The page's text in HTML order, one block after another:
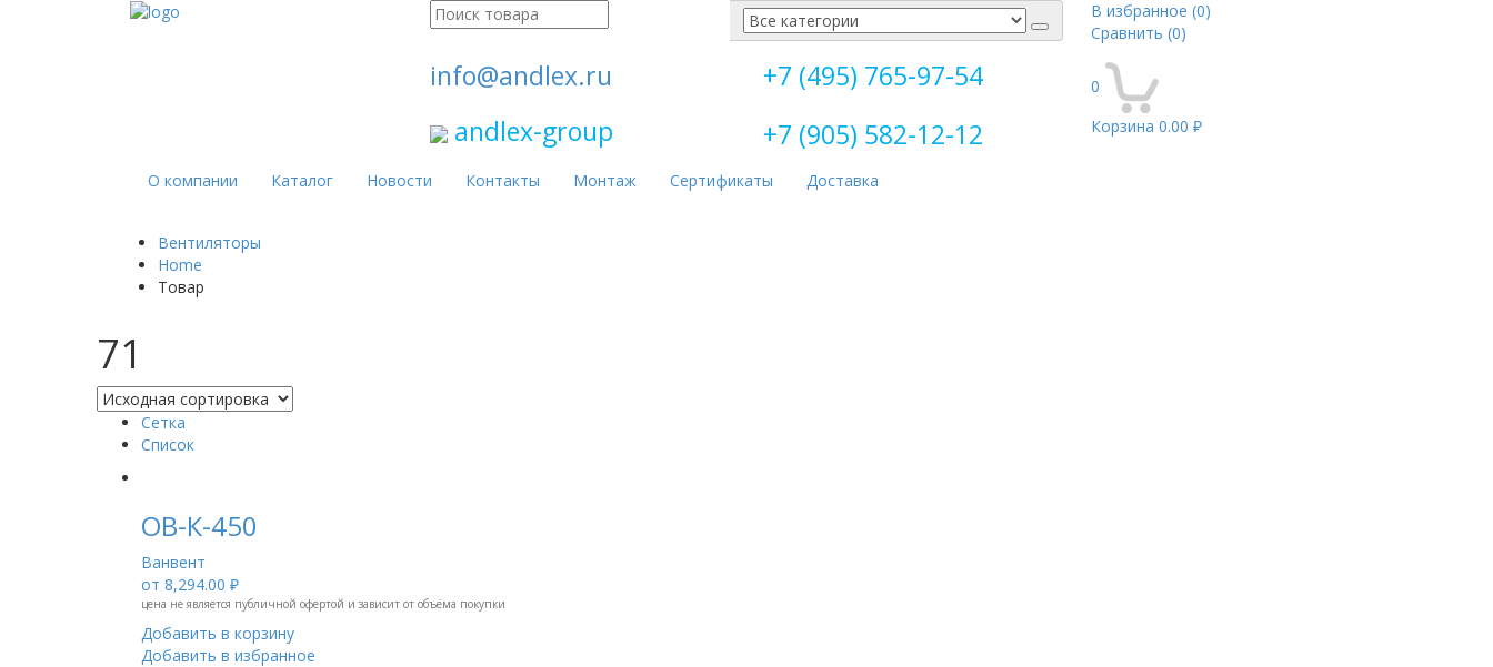
Поиск
для:
info@andlex.ru
andlex-group
+7 (495) 765-97-54
+7 (905) 582-12-12
В избранное (0)
Сравнить (0)
0
Корзина 0.00 ₽
О компании Каталог Новости Контакты Монтаж Сертификаты Доставка
Вентиляторы
Home
Товар
71
Сетка
Список
ОВ-К-450
Ванвент
от 8,294.00 ₽
цена не является публичной офертой и зависит от объёма покупки
Добавить в корзину
Добавить в избранное